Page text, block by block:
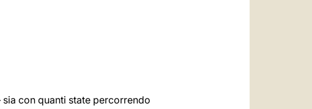
con quanti state percorrendo